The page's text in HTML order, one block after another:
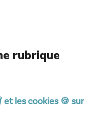
rubrique
les cookies 🍪 sur